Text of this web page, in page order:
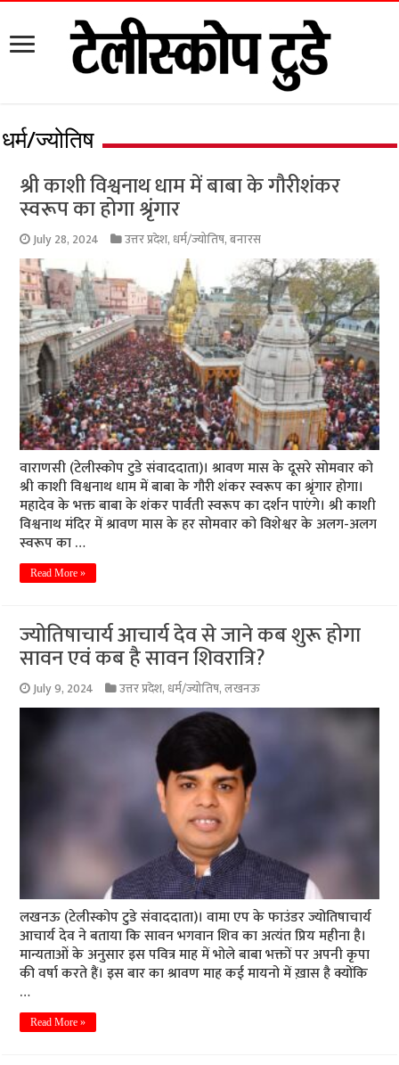
धर्म/ज्योतिष
श्री काशी विश्वनाथ धाम में बाबा के गौरीशंकर
स्वरूप का होगा श्रृंगार
July 28, 2024 उत्तर प्रदेश, धर्म/ज्योतिष,बनारस
वाराणसी (टेलीस्कोप टुडे संवाददाता)। श्रावण मास के दूसरे सोमवार को
श्री काशी विश्वनाथ धाम में बाबा के गौरी शंकर स्वरूप का श्रृंगार होगा।
महादेव के भक्त बाबा के शंकर पार्वती स्वरूप का दर्शन पाएंगे। श्री काशी
विश्वनाथ मंदिर में श्रावण मास के हर सोमवार को विशेश्वर के अलग-अलग
स्वरूप का …
Read More »
ज्योतिषाचार्य आचार्य देव से जाने कब शुरू होगा
सावन एवं कब है सावन शिवरात्रि?
July 9, 2024 उत्तर प्रदेश, धर्म/ज्योतिष,लखनऊ
लखनऊ (टेलीस्कोप टुडे संवाददाता)। वामा एप के फाउंडर ज्योतिषाचार्य
आचार्य देव ने बताया कि सावन भगवान शिव का अत्यंत प्रिय महीना है।
मान्यताओं के अनुसार इस पवित्र माह में भोले बाबा भक्तों पर अपनी कृपा
की वर्षा करते हैं। इस बार का श्रावण माह कई मायनो में ख़ास है क्योंकि
…
Read More »